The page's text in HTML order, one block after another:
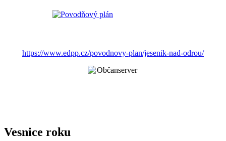
https://www.edpp.cz/povodnovy-plan/jesenik-nad-odrou/
Vesnice roku